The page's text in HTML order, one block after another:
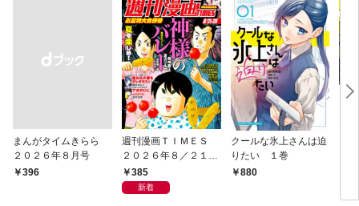
まんがタイムきらら
２０２６年８月号
￥396
週刊漫画ＴＩＭＥＳ
２０２６年８／２１・
２８合併号
385
新着
クールな氷上さんは迫
りたい １巻
880